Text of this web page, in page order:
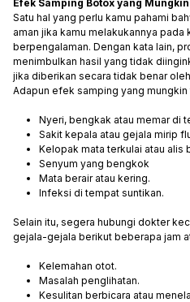
Efek Samping Botox yang
Satu hal yang perlu kamu pahami
aman jika kamu melakukannya pada
berpengalaman. Dengan kata lain,
menimbulkan hasil yang tidak
jika diberikan secara tidak benar
Adapun efek samping yang
Nyeri, bengkak atau memar di
Sakit kepala atau gejala mirip
Kelopak mata terkulai atau alis
Senyum yang bengkok
Mata berair atau kering.
Infeksi di tempat suntikan.
Selain itu, segera hubungi dokter
gejala-gejala berikut beberapa jam
Kelemahan otot.
Masalah penglihatan.
Kesulitan berbicara atau